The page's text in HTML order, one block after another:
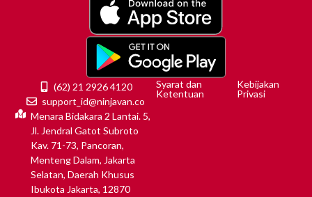
(62) 21 2926 4120
support_id@ninjavan.co
Menara Bidakara 2 Lantai. 5,
Jl. Jendral Gatot Subroto
Kav. 71-73, Pancoran,
Menteng Dalam, Jakarta
Selatan, Daerah Khusus
Ibukota Jakarta, 12870
Syarat dan
Ketentuan
Kebijakan
Privasi